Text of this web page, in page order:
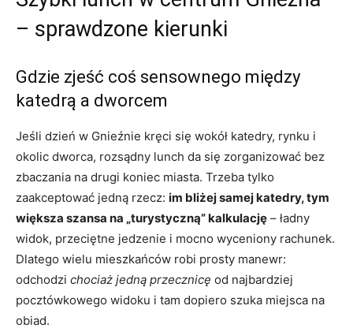
– sprawdzone kierunki
Gdzie zjeść coś sensownego między
katedrą a dworcem
Jeśli dzień w Gnieźnie kręci się wokół katedry, rynku i
okolic dworca, rozsądny lunch da się zorganizować bez
zbaczania na drugi koniec miasta. Trzeba tylko
zaakceptować jedną rzecz: im bliżej samej katedry, tym
większa szansa na „turystyczną” kalkulację – ładny
widok, przeciętne jedzenie i mocno wyceniony rachunek.
Dlatego wielu mieszkańców robi prosty manewr:
odchodzi chociaż jedną przecznicę od najbardziej
pocztówkowego widoku i tam dopiero szuka miejsca na
obiad.